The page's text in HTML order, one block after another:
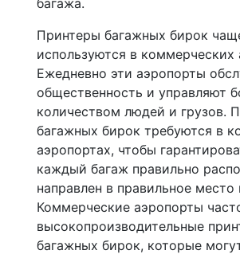
багажа.
Принтеры багажных бирок
используются в коммерческих
Ежедневно эти аэропорты
общественность и управляют
количеством людей и грузов.
багажных бирок требуются в
аэропортах, чтобы
каждый багаж правильно
направлен в правильное место
Коммерческие аэропорты
высокопроизводительные
багажных бирок, которые